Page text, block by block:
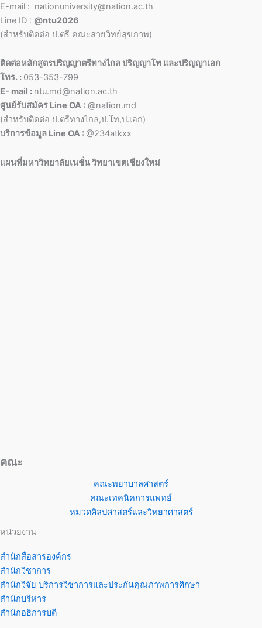
E-mail : nationuniversity@nation.ac.th
Line ID : @ntu2026
(สำหรับติดต่อ ป.ตรี คณะสายวิทย์สุขภาพ)
ติดต่อหลักสูตรปริญญาตรีทางไกล ปริญญาโท และปริญญาเอก
โทร. : 053-353-799
E- mail : ntu.md@nation.ac.th
ศูนย์รับสมัคร Line OA : @nation.md
(สำหรับติดต่อ ป.ตรีทางไกล,ป.โท,ป.เอก)
บริการข้อมูล Line OA :@234atkxx
แผนที่มหาวิทยาลัยเนชั่น วิทยาเขตเชียงใหม่
คณะ
คณะพยาบาลศาสตร์
คณะเทคนิคการแพทย์
หมวดศิลปศาสตร์และวิทยาศาสตร์
หน่วยงาน
สำนักสื่อสารองค์กร
สำนักวิชาการ
สำนักวิจัย บริการวิชาการและประกันคุณภาพการศึกษา
สำนักบริหาร
สำนักอธิการบดี